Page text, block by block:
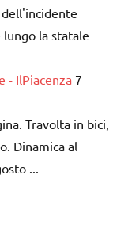
la statale
- IlPiacenza 7
Travolta in bici,
Dinamica al
...